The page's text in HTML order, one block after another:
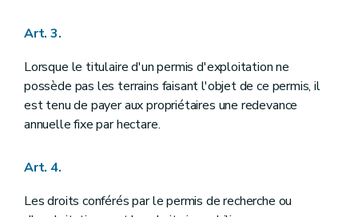
Art. 3.
Lorsque le titulaire d'un permis d'exploitation ne
possède pas les terrains faisant l'objet de ce permis, il
est tenu de payer aux propriétaires une redevance
annuelle fixe par hectare.
Art. 4.
Les droits conférés par le permis de recherche ou